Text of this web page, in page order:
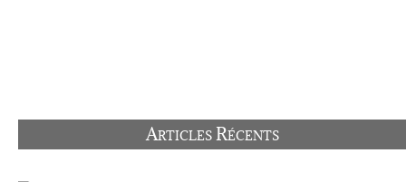
Articles Récents